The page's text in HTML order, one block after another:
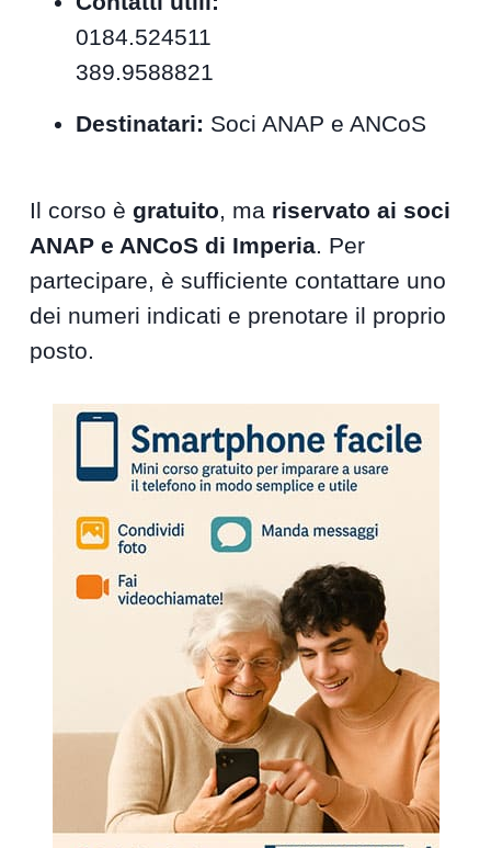
0184.524511
389.9588821
Destinatari: Soci ANAP e ANCoS
Il corso ègratuito, ma riservato ai soci
ANAP e ANCoS di Imperia. Per
partecipare, è sufficiente contattare uno
dei numeri indicati e prenotare il proprio
posto.